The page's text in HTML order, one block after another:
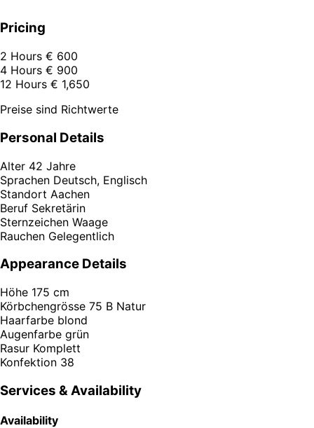
Pricing
2 Hours € 600
4 Hours € 900
12 Hours € 1,650
Preise sind Richtwerte
Personal Details
Alter 42 Jahre
Sprachen Deutsch, Englisch
Standort Aachen
Beruf Sekretärin
Sternzeichen Waage
Rauchen Gelegentlich
Appearance Details
Höhe 175 cm
Körbchengrösse 75 B Natur
Haarfarbe blond
Augenfarbe grün
Rasur Komplett
Konfektion 38
Services & Availability
Availability